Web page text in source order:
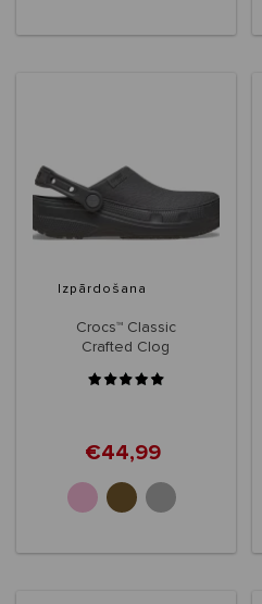
Izpārdošana
Crocs™ Classic
Crafted Clog
€44,99